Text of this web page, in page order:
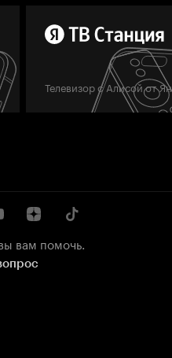
Телевизор с Алисой от
вам помочь.